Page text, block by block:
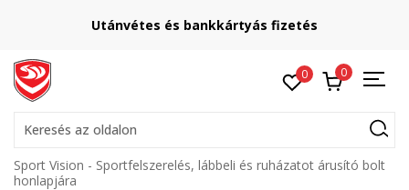
Utánvétes és bankkártyás fizetés
0 0
Keresés az oldalon
Sport Vision - Sportfelszerelés, lábbeli és ruházatot árusító bolt
honlapjára